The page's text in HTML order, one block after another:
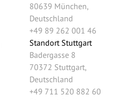
80639 München,
Deutschland
+49 89 262 001 46
Standort Stuttgart
Badergasse 8
70372 Stuttgart,
Deutschland
+49 711 520 882 60